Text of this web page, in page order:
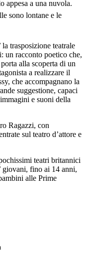
appesa a una nuvola.
sono lontane e le
trasposizione teatrale
un racconto poetico che,
alla scoperta di un
a realizzare il
che accompagnano la
suggestione, capaci
e suoni della
Ragazzi, con
sul teatro d’attore e
teatri britannici
giovani, fino ai 14 anni,
alle Prime